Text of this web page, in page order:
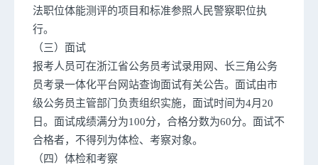
法职位体能测评的项目和标准参照人民警察职位执
行。
（三）面试
报考人员可在浙江省公务员考试录用网、长三角公务
员考录一体化平台网站查询面试有关公告。面试由市
级公务员主管部门负责组织实施，面试时间为4月20
日。面试成绩满分为100分，合格分数为60分。面试不
合格者，不得列为体检、考察对象。
（四）体检和考察